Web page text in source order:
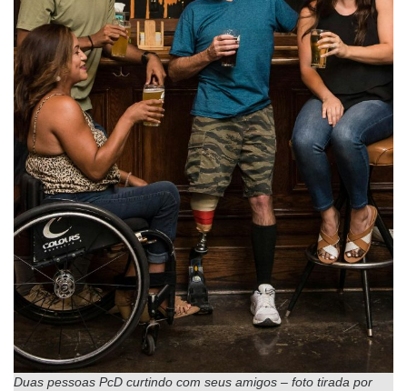
Duas pessoas PcD curtindo com seus amigos – foto tirada por